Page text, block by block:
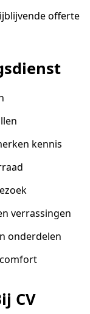
offerte
kennis
verrassingen
onderdelen
CV